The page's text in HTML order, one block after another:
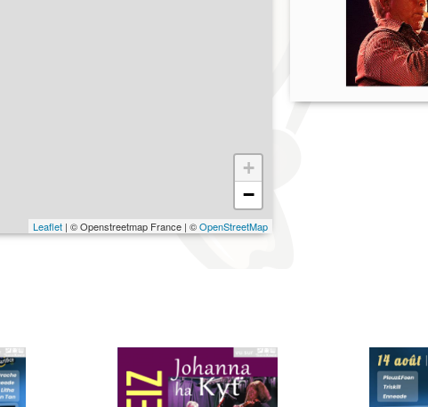
+
−
Leaflet| © Openstreetmap France | ©OpenStreetMap